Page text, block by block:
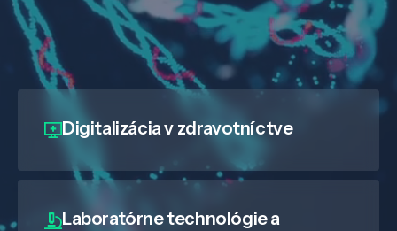
Digitalizáciav zdravotníctve
Laboratórne technológie a